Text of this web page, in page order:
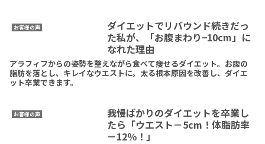
お客様の声
ダイエットでリバウンド続きだっ
た私が、「お腹まわり−10cm」に
なれた理由
アラフィフからの姿勢を整えながら食べて痩せるダイエット。お腹の
脂肪を落とし、キレイなウエストに。太る根本原因を改善し、ダイエ
ット卒業できます。
お客様の声
我慢ばかりのダイエットを卒業し
たら「ウエスト－5cm！体脂肪率
－12％！」